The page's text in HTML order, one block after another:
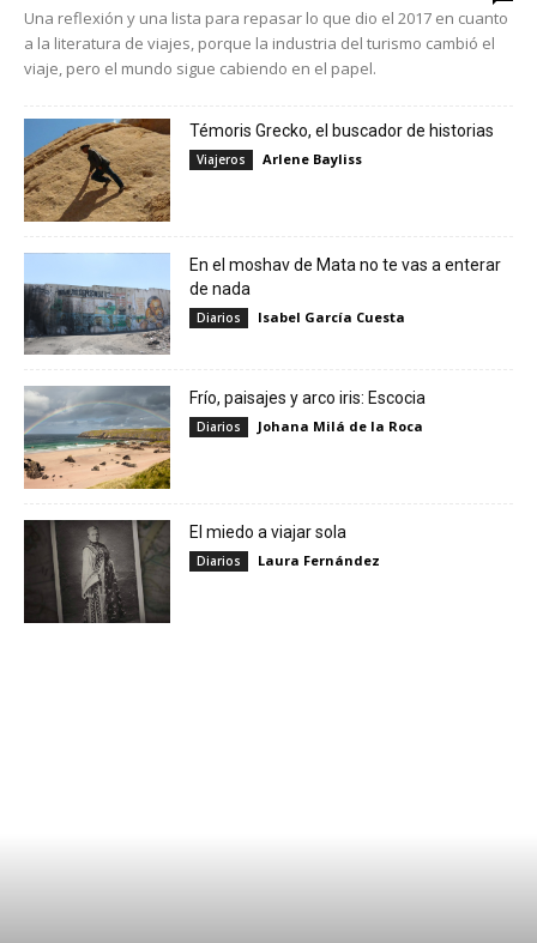
Una reflexión y una lista para repasar lo que dio el 2017 en cuanto
a la literatura de viajes, porque la industria del turismo cambió el
viaje, pero el mundo sigue cabiendo en el papel.
Témoris Grecko, el buscador de historias
Viajeros Arlene Bayliss
En el moshav de Mata no te vas a enterar
de nada
Diarios Isabel García Cuesta
Frío, paisajes y arco iris: Escocia
Diarios Johana Milá de la Roca
El miedo a viajar sola
Diarios Laura Fernández